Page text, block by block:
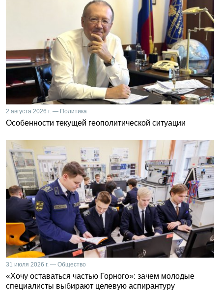
2 августа 2026 г. — Политика
Особенности текущей геополитической ситуации
31 июля 2026 г. — Общество
«Хочу оставаться частью Горного»: зачем молодые
специалисты выбирают целевую аспирантуру